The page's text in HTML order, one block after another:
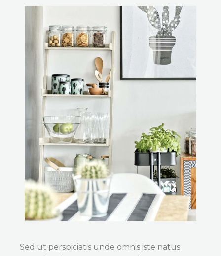
Sed ut perspiciatis unde omnis iste natus